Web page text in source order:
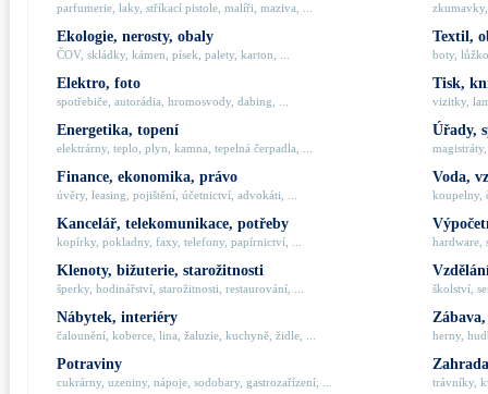
parfumerie, laky, stříkací pistole, malíři, maziva, ...
Ekologie, nerosty, obaly
ČOV, skládky, kámen, písek, palety, karton, ...
Elektro, foto
spotřebiče, autorádia, hromosvody, dabing, ...
Energetika, topení
elektrárny, teplo, plyn, kamna, tepelná čerpadla, ...
Finance, ekonomika, právo
úvěry, leasing, pojištění, účetnictví, advokáti, ...
Kancelář, telekomunikace, potřeby
kopírky, pokladny, faxy, telefony, papírnictví, ...
Klenoty, bižuterie, starožitnosti
šperky, hodinářství, starožitnosti, restaurování, ...
Nábytek, interiéry
čalounění, koberce, lina, žaluzie, kuchyně, židle, ...
Potraviny
cukrárny, uzeniny, nápoje, sodobary, gastrozařízení, ...
Textil,
boty,
Tisk,
vizitky,
Úřady,
Voda,
koupelny,
hardware,
školství,
herny,
trávníky,